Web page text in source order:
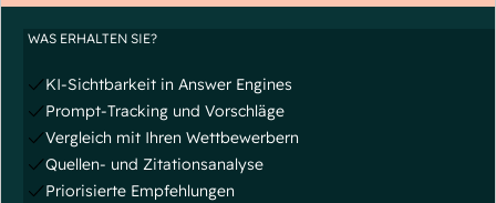
WAS ERHALTEN SIE?
KI-Sichtbarkeit in Answer Engines
Prompt-Tracking und Vorschläge
Vergleich mit Ihren Wettbewerbern
Quellen- und Zitationsanalyse
Priorisierte Empfehlungen